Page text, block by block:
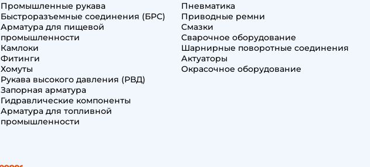
Промышленные рукава
Быстроразъемные соединения (БРС)
Арматура для пищевой
промышленности
Камлоки
Фитинги
Хомуты
Рукава высокого давления (РВД)
Запорная арматура
Гидравлические компоненты
Арматура для топливной
промышленности
Пневматика
Приводные ремни
Смазки
Сварочное оборудование
Шарнирные поворотные соединения
Актуаторы
Окрасочное оборудование